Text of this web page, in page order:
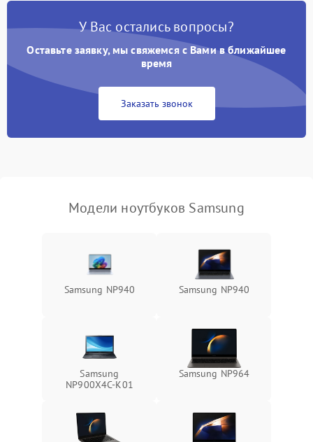
2500 ₽ Подробнее →
Неисправность зарядного
питания
2000 ₽ Подробнее →
неисправности кулера
пропадание диска
вылеты приложений,
Подробнее →
У Вас остались вопросы?
Оставьте заявку, мы свяжемся с Вами в ближайшее
время
Заказать звонок
Модели ноутбуков Samsung
Samsung NP940 Samsung NP940
Samsung
NP900X4C-K01
Samsung NP964